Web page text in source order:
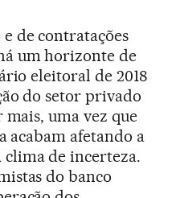
de contratações
um horizonte de
eleitoral de 2018
do setor privado
uma vez que
acabam afetando a
de incerteza.
do banco